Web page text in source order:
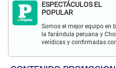
ESPECTÁCULOS EL
POPULAR
Somos el mejor equipo en
la farándula peruana y
verídicas y confirmadas